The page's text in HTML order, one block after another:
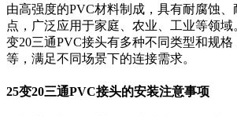
由高强度的PVC材料制成，具有耐腐蚀
点，广泛应用于家庭、农业、工业等领
变20三通PVC接头有多种不同类型和规
等，满足不同场景下的连接需求。
25变20三通PVC接头的安装注意事项